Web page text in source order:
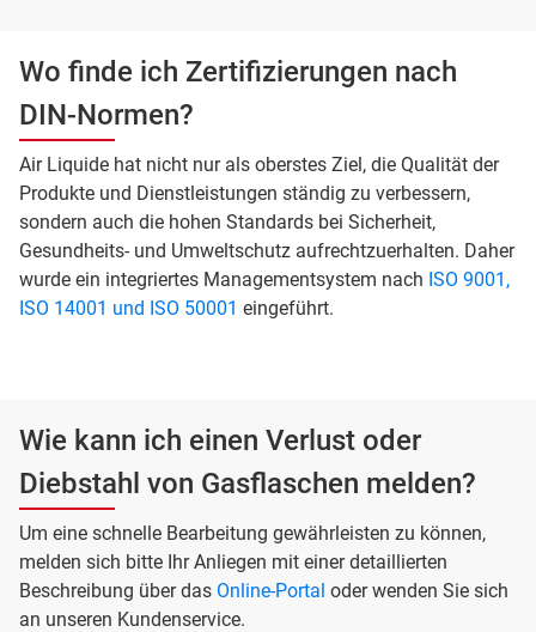
Wo finde ich Zertifizierungen nach
DIN-Normen?
Air Liquide hat nicht nur als oberstes Ziel, die Qualität der
Produkte und Dienstleistungen ständig zu verbessern,
sondern auch die hohen Standards bei Sicherheit,
Gesundheits- und Umweltschutz aufrechtzuerhalten. Daher
wurde ein integriertes Managementsystem nach ISO 9001,
ISO 14001 und ISO 50001 eingeführt.
Wie kann ich einen Verlust oder
Diebstahl von Gasflaschen melden?
Um eine schnelle Bearbeitung gewährleisten zu können,
melden sich bitte Ihr Anliegen mit einer detaillierten
Beschreibung über das Online-Portal oder wenden Sie sich
an unseren Kundenservice.